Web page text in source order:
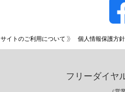
サイトのご利用について 個人情報保護方針
フリーダイヤ